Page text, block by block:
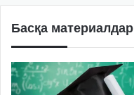
Басқа материалдар